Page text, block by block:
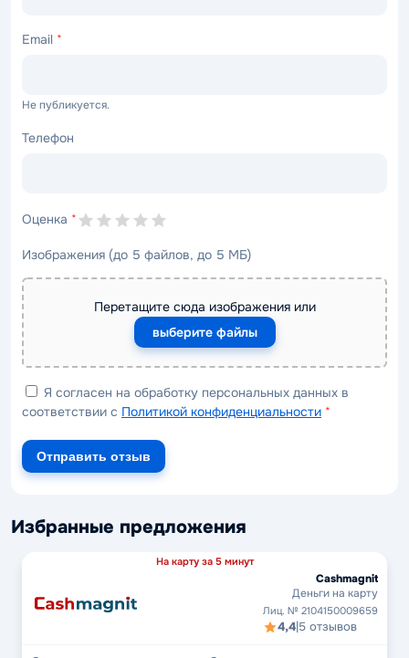
Email *
Не публикуется.
Телефон
Оценка *
Изображения (до 5 файлов, до 5 МБ)
Перетащите сюда изображения или
выберите файлы
Я согласен на обработку персональных данных в
соответствии с Политикой конфиденциальности *
Отправить отзыв
Избранные предложения
На карту за 5 минут
Cashmagnit
Деньги на карту
Лиц. № 2104150009659
4,4|5 отзывов